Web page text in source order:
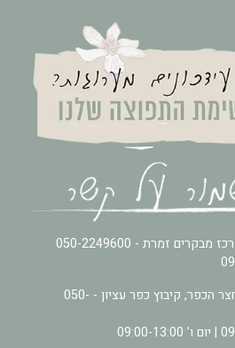
מבקרים זמרת - 050-2249600
הכפר, קיבוץ כפר עציון - 050-